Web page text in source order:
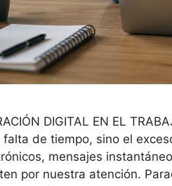
DIGITAL EN EL
de tiempo, sino el
mensajes
por nuestra atención.